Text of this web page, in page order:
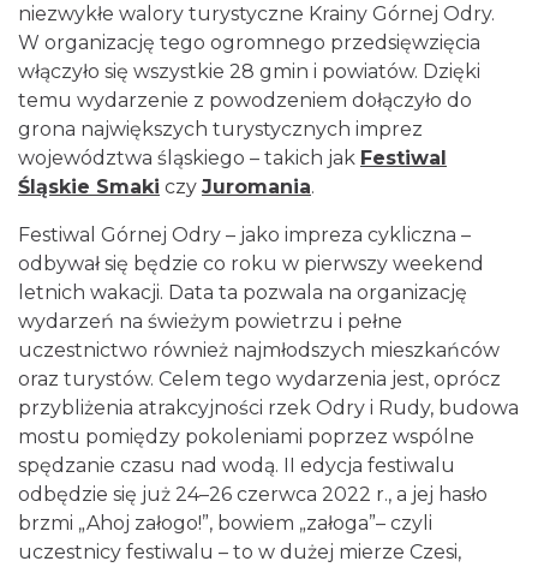
niezwykłe walory turystyczne Krainy Górnej Odry.
W organizację tego ogromnego przedsięwzięcia
włączyło się wszystkie 28 gmin i powiatów. Dzięki
temu wydarzenie z powodzeniem dołączyło do
grona największych turystycznych imprez
województwa śląskiego – takich jak Festiwal
Śląskie Smaki czy Juromania.
Festiwal Górnej Odry – jako impreza cykliczna –
odbywał się będzie co roku w pierwszy weekend
letnich wakacji. Data ta pozwala na organizację
wydarzeń na świeżym powietrzu i pełne
uczestnictwo również najmłodszych mieszkańców
oraz turystów. Celem tego wydarzenia jest, oprócz
przybliżenia atrakcyjności rzek Odry i Rudy, budowa
mostu pomiędzy pokoleniami poprzez wspólne
spędzanie czasu nad wodą. II edycja festiwalu
odbędzie się już 24–26 czerwca 2022 r., a jej hasło
brzmi „Ahoj załogo!”, bowiem „załoga”– czyli
uczestnicy festiwalu – to w dużej mierze Czesi,